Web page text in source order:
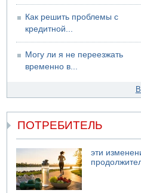
Как решить проблемы с
кредитной...
Могу ли я не переезжать
временно в...
ПОТРЕБИТЕЛЬ
эти